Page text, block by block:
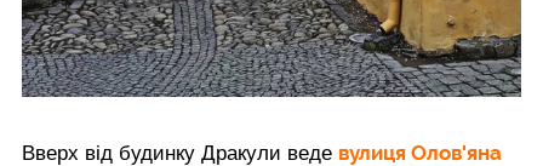
Вверх від будинку Дракули веде вулиця Олов'яна